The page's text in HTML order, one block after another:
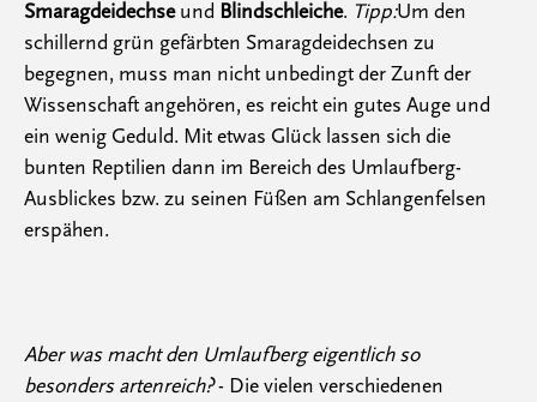
Smaragdeidechseund Blindschleiche. Tipp:Um den
schillernd grün gefärbten Smaragdeidechsen zu
begegnen, muss man nicht unbedingt der Zunft der
Wissenschaft angehören, es reicht ein gutes Auge und
ein wenig Geduld. Mit etwas Glück lassen sich die
bunten Reptilien dann im Bereich des Umlaufberg-
Ausblickes bzw. zu seinen Füßen am Schlangenfelsen
erspähen.
Aber was macht den Umlaufberg eigentlich so
besonders artenreich?- Die vielen verschiedenen